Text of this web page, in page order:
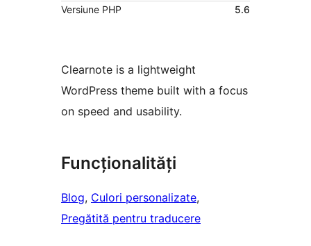
Versiune PHP
5.6
Clearnote is a lightweight
WordPress theme built with a focus
on speed and usability.
Funcționalități
Blog, Culori personalizate
Pregătită pentru traducere